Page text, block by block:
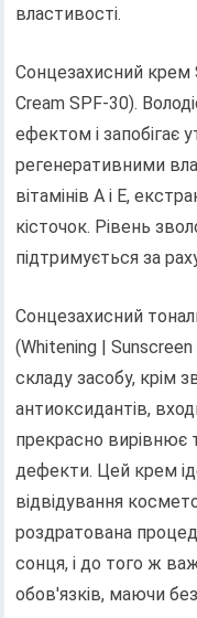
властивості.
Сонцезахисний крем
Cream SPF-30).
ефектом і запобігає
регенеративними
вітамінів А і Е,
кісточок. Рівень
підтримується за
Сонцезахисний
(Whitening |
складу засобу, крім
антиоксидантів,
прекрасно вирівнює
дефекти. Цей крем
відвідування
роздратована
сонця, і до того ж
обов'язків, маючи